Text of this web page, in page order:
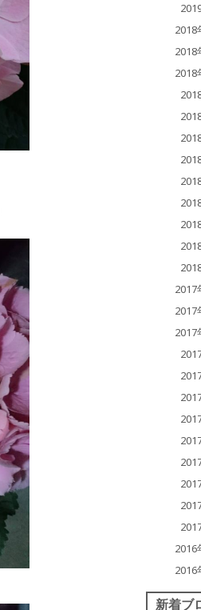
2018
2018
2018
2017
2017
2017
2016
2016
新着ブ